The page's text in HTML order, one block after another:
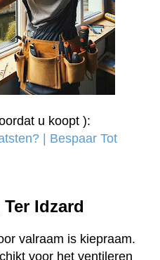
u koopt ):
| Bespaar Tot
Idzard
valraam is kiepraam.
voor het ventileren